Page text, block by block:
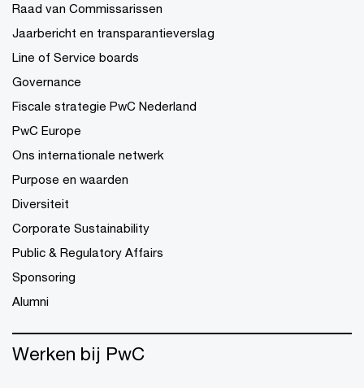
Raad van Commissarissen
Jaarbericht en transparantieverslag
Line of Service boards
Governance
Fiscale strategie PwC Nederland
PwC Europe
Ons internationale netwerk
Purpose en waarden
Diversiteit
Corporate Sustainability
Public & Regulatory Affairs
Sponsoring
Alumni
Werken bij PwC